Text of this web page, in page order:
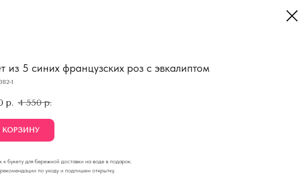
из 5 синих французских роз с эвкалиптом
1
р. 4 550 р.
КОРЗИНУ
к букету для бережной доставки на воде в подарок.
по уходу и подпишем открытку.